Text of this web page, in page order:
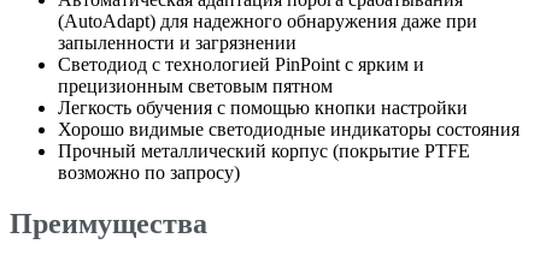
(AutoAdapt) для надежного обнаружения даже при
запыленности и загрязнении
Светодиод с технологией PinPoint с ярким и
прецизионным световым пятном
Легкость обучения с помощью кнопки настройки
Хорошо видимые светодиодные индикаторы состояния
Прочный металлический корпус (покрытие PTFE
возможно по запросу)
Преимущества